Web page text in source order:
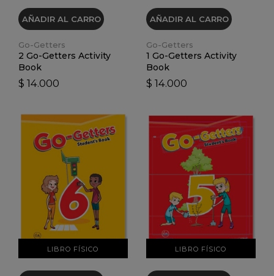
AÑADIR AL CARRO
Go-Getters
2 Go-Getters Activity
Book
$ 14.000
AÑADIR AL CARRO
Go-Getters
1 Go-Getters Activity
Book
$ 14.000
LIBRO FÍSICO
VER DETALLES
LIBRO FÍSICO
VER DETALLES